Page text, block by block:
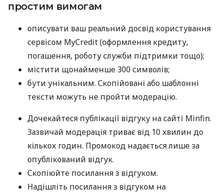
простим вимогам
описувати ваш реальний досвід користування
сервісом MyCredit (оформлення кредиту,
погашення, роботу служби підтримки тощо);
містити щонайменше 300 символів;
бути унікальним. Скопійовані або шаблонні
тексти можуть не пройти модерацію.
Дочекайтеся публікації відгуку на сайті Minfin.
Зазвичай модерація триває від 10 хвилин до
кількох годин. Промокод надається лише за
опублікований відгук.
Скопіюйте посилання з відгуком.
Надішліть посилання з відгуком на